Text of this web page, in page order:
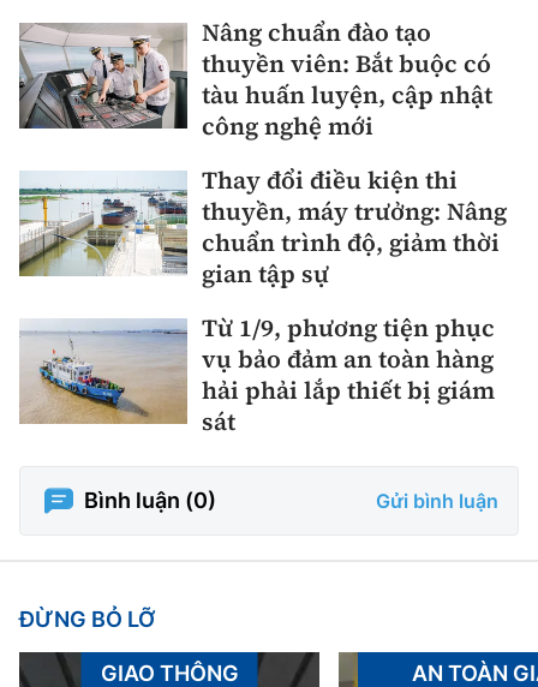
Nâng chuẩn đào tạo
thuyền viên: Bắt buộc có
tàu huấn luyện, cập nhật
công nghệ mới
Thay đổi điều kiện thi
thuyền, máy trưởng: Nâng
chuẩn trình độ, giảm thời
gian tập sự
Từ 1/9, phương tiện phục
vụ bảo đảm an toàn hàng
hải phải lắp thiết bị giám
sát
Bình luận (0) Gửi bình luận
ĐỪNG BỎ LỠ
GIAO THÔNG
AN TOÀN